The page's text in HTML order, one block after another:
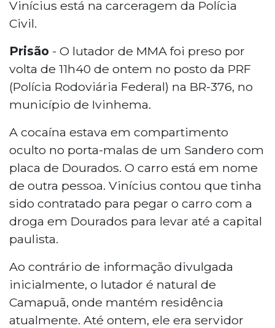
Vinícius está na carceragem da Polícia
Civil.
Prisão - O lutador de MMA foi preso por
volta de 11h40 de ontem no posto da PRF
(Polícia Rodoviária Federal) na BR-376, no
município de Ivinhema.
A cocaína estava em compartimento
oculto no porta-malas de um Sandero com
placa de Dourados. O carro está em nome
de outra pessoa. Vinícius contou que tinha
sido contratado para pegar o carro com a
droga em Dourados para levar até a capital
paulista.
Ao contrário de informação divulgada
inicialmente, o lutador é natural de
Camapuã, onde mantém residência
atualmente. Até ontem, ele era servidor